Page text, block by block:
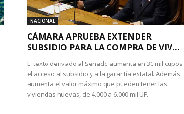
NACIONAL
CÁMARA APRUEBA EXTENDER
SUBSIDIO PARA LA COMPRA DE VIV...
El texto derivado al Senado aumenta en 30 mil cupos
el acceso al subsidio y a la garantía estatal. Además,
aumenta el valor máximo que pueden tener las
viviendas nuevas, de 4.000 a 6.000 mil UF.